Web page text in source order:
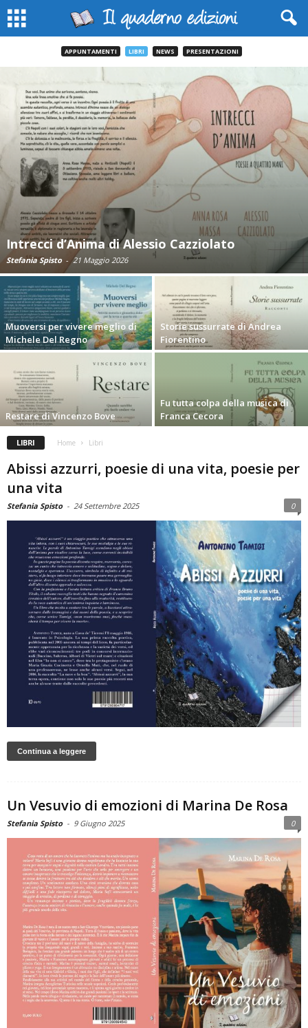
APPUNTAMENTI LIBRI NEWS PRESENTAZIONI
Intrecci d’Anima di Alessio Cazziolato
Stefania Spisto - 21 Maggio 2026
Muoversi per vivere meglio di
Michele Del Regno
Storie sussurrate di Andrea
Fiorentino
Restare di Vincenzo Bove
Fu tutta colpa della musica di
Franca Cecora
LIBRI Home Libri
Abissi azzurri, poesie di una vita, poesie per
una vita
Stefania Spisto - 24 Settembre 2025 0
Continua a leggere
Un Vesuvio di emozioni di Marina De Rosa
Stefania Spisto - 9 Giugno 2025 0